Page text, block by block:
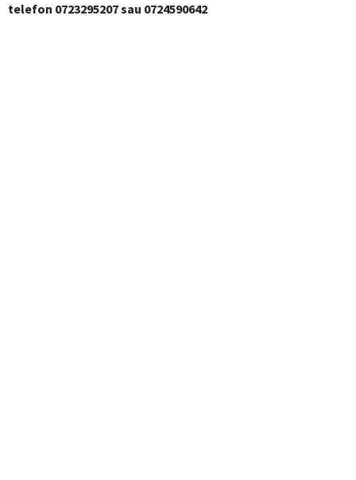
telefon 0723295207 sau 0724590642